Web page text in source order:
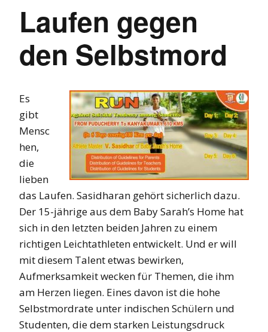
Laufen gegen
den Selbstmord
Es
gibt
Mensc
hen,
die
lieben
das Laufen. Sasidharan gehört sicherlich dazu.
Der 15-jährige aus dem Baby Sarah’s Home hat
sich in den letzten beiden Jahren zu einem
richtigen Leichtathleten entwickelt. Und er will
mit diesem Talent etwas bewirken,
Aufmerksamkeit wecken für Themen, die ihm
am Herzen liegen. Eines davon ist die hohe
Selbstmordrate unter indischen Schülern und
Studenten, die dem starken Leistungsdruck